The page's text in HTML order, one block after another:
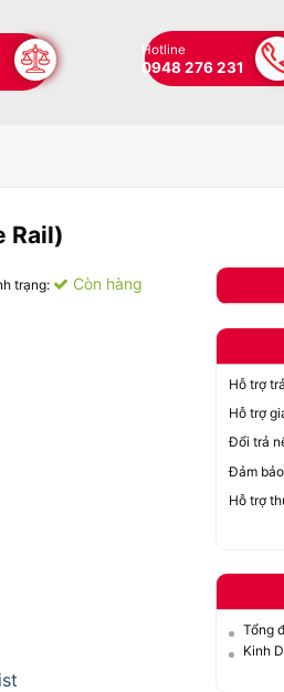
Hotline
0948 276 231
Rail)
trạng: Còn hàng
Hỗ trợ
Hỗ trợ
Đổi trả
Đảm
Hỗ trợ
Tổng
Kinh